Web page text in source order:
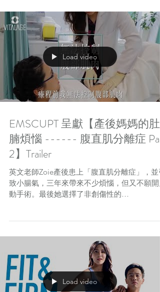
為Trailer Ve
Load video
EMSCUPT 呈獻【產後媽媽的肚
腩煩惱 ------ 腹直肌分離症 Part
2】Trailer
英文老師Zoie產後患上「腹直肌分離症」，並
致小腸氣，三年來帶來不少煩惱，但又不願開
動手術。最後她選擇了非創傷性的
的？那一定要
Load video